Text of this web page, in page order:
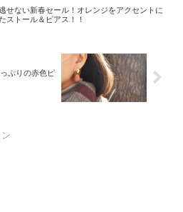
せない新春セール！オレンジをアクセントに
ストール＆ピアス！！
ぷりの赤色ピ